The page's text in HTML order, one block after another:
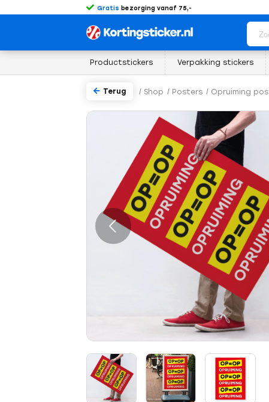
Gratis bezorging vanaf 75,-
/ Shop / Posters / Opruiming
Productstickers Verpakking stickers
Terug
Volgende